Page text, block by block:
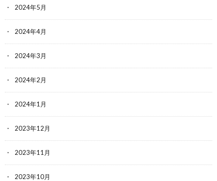
2024年5月
2024年4月
2024年3月
2024年2月
2024年1月
2023年12月
2023年11月
2023年10月